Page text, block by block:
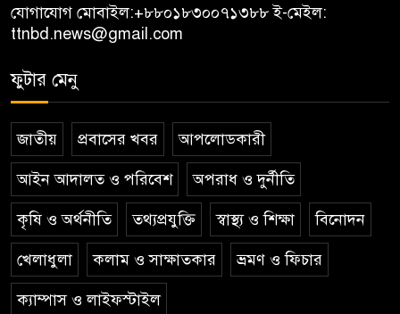
যোগাযোগ মোবাইল:+৮৮০১৮৩০০৭১৩৮৮ই-মেইল:
ttnbd.news@gmail.com
ফুটার মেনু
জাতীয় প্রবাসের খবর আপলোডকারী
আইন আদালত ও পরিবেশ অপরাধ ও দুর্নীতি
কৃষি ও অর্থনীতি তথ্যপ্রযুক্তি স্বাস্থ্য ও শিক্ষা বিনোদন
খেলাধুলা কলাম ও সাক্ষাতকার ভ্রমণ ও ফিচার
ক্যাম্পাস ও লাইফস্টাইল